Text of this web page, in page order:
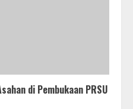
di Pembukaan PRSU